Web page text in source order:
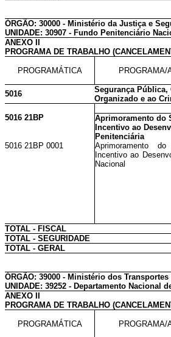
ÓRGÃO: 30000 - Ministério da Justiça e
UNIDADE: 30907 - Fundo Penitenciário
ANEXO II
PROGRAMA DE TRABALHO
PROGRAMÁTICA PROGRAMA/
5016
Segurança Pública,
Organizado e ao
5016 21BP
Aprimoramento do
Incentivo ao
Penitenciária
5016 21BP 0001
Aprimoramento
Incentivo ao
Nacional
TOTAL - FISCAL
TOTAL - SEGURIDADE
TOTAL - GERAL
ÓRGÃO: 39000 - Ministério dos Transportes
UNIDADE: 39252 - Departamento Nacional
ANEXO II
PROGRAMA DE TRABALHO
PROGRAMÁTICA PROGRAMA/